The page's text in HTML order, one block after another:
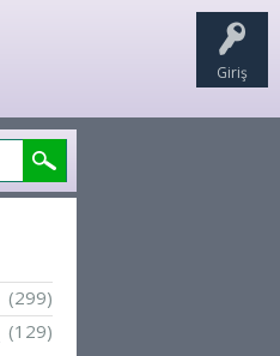
Giriş
(299)
(129)